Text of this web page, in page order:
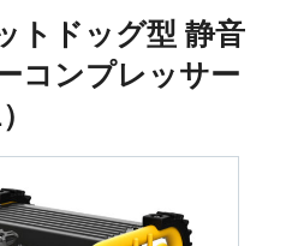
トドッグ型 静音
コンプレッサー